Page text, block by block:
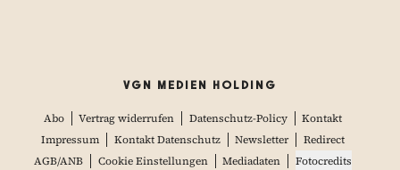
VGN MEDIEN HOLDING
Abo Vertrag widerrufen Datenschutz-Policy
Kontakt
Impressum
Kontakt Datenschutz Newsletter
Redirect
AGB/ANB
Cookie Einstellungen Mediadaten Fotocredits